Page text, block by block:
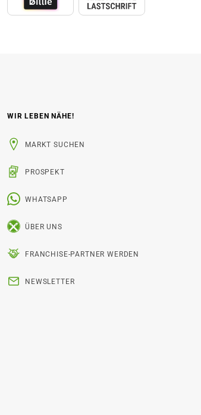
WIR LEBEN NÄHE!
MARKT SUCHEN
PROSPEKT
WHATSAPP
ÜBER UNS
FRANCHISE-PARTNER WERDEN
NEWSLETTER